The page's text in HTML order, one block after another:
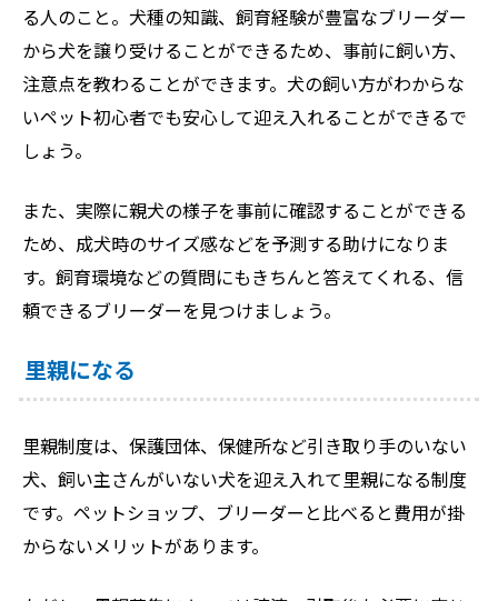
る人のこと。犬種の知識、飼育経験が豊富なブリーダー
から犬を譲り受けることができるため、事前に飼い方、
注意点を教わることができます。犬の飼い方がわからな
いペット初心者でも安心して迎え入れることができるで
しょう。
また、実際に親犬の様子を事前に確認することができる
ため、成犬時のサイズ感などを予測する助けになりま
す。飼育環境などの質問にもきちんと答えてくれる、信
頼できるブリーダーを見つけましょう。
里親になる
里親制度は、保護団体、保健所など引き取り手のいない
犬、飼い主さんがいない犬を迎え入れて里親になる制度
です。ペットショップ、ブリーダーと比べると費用が掛
からないメリットがあります。